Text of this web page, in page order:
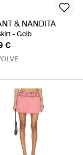
& NANDITA
- Gelb
€